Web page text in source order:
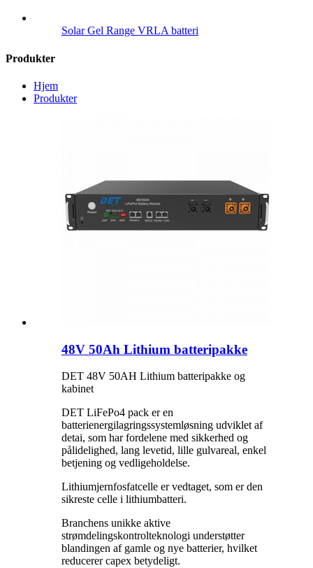
Solar Gel Range VRLA batteri
Produkter
Hjem
Produkter
48V 50Ah Lithium batteripakke
DET 48V 50AH Lithium batteripakke og
kabinet
DET LiFePo4 pack er en
batterienergilagringssystemløsning udviklet af
detai, som har fordelene med sikkerhed og
pålidelighed, lang levetid, lille gulvareal, enkel
betjening og vedligeholdelse.
Lithiumjernfosfatcelle er vedtaget, som er den
sikreste celle i lithiumbatteri.
Branchens unikke aktive
strømdelingskontrolteknologi understøtter
blandingen af ​​gamle og nye batterier, hvilket
reducerer capex betydeligt.